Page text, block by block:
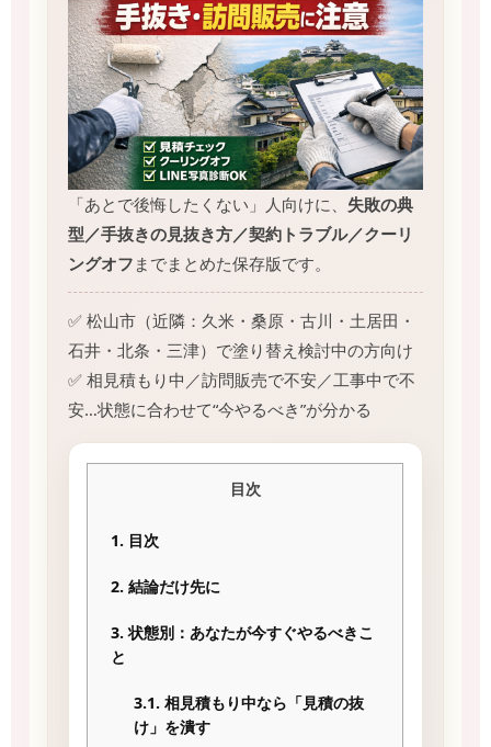
「あとで後悔したくない」人向けに、 失敗の典
型／手抜きの見抜き方／契約トラブル／クーリ
ングオフ までまとめた保存版です。
✅ 松山市（近隣：久米・桑原・古川・土居田・
石井・北条・三津）で塗り替え検討中の方向け
✅ 相見積もり中／訪問販売で不安／工事中で不
安…状態に合わせて“今やるべき”が分かる
目次
1. 目次
2. 結論だけ先に
3.状態別：あなたが今すぐやるべきこ
と
3.1. 相見積もり中なら「見積の抜
け」を潰す